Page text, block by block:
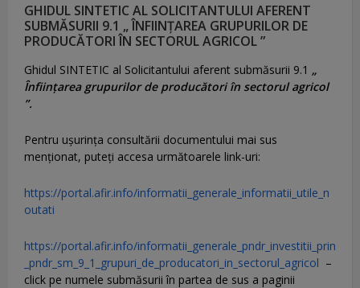
GHIDUL SINTETIC AL SOLICITANTULUI AFERENT
SUBMĂSURII 9.1 „ ÎNFIINȚAREA GRUPURILOR DE
PRODUCĂTORI ÎN SECTORUL AGRICOL ”
Ghidul SINTETIC al Solicitantului aferent submăsurii 9.1 „
Înființarea grupurilor de producători în sectorul agricol
”.
Pentru uşurinţa consultării documentului mai sus
menţionat, puteţi accesa următoarele link-uri:
https://portal.afir.info/informatii_generale_informatii_utile_n
outati
https://portal.afir.info/informatii_generale_pndr_investitii_prin
_pndr_sm_9_1_grupuri_de_producatori_in_sectorul_agricol –
click pe numele submăsurii în partea de sus a paginii